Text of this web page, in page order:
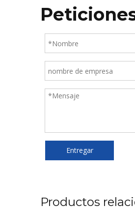
Entregar
Productos